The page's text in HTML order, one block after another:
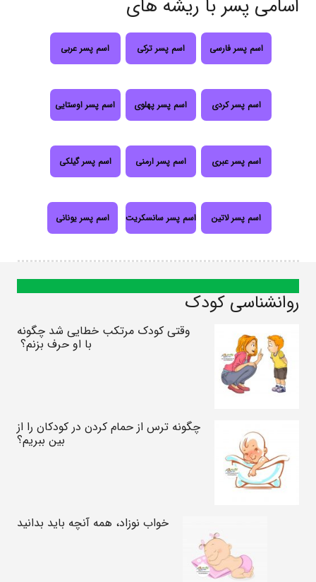
اسامی پسر با ریشه های
اسم پسر فارسی اسم پسر ترکی اسم پسر عربی
اسم پسر کردی اسم پسر پهلوی اسم پسر اوستایی
اسم پسر عبری اسم پسر ارمنی اسم پسر گیلکی
اسم پسر لاتین اسم پسر سانسکریت اسم پسر یونانی
روانشناسی کودک
وقتی کودک مرتکب خطایی شد چگونه
با او حرف بزنم؟
چگونه ترس از حمام کردن در کودکان را از
بین ببریم؟
خواب نوزاد، همه آنچه باید بدانید